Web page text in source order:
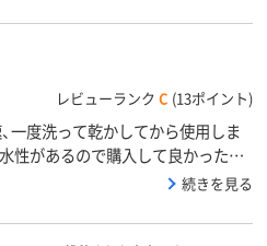
レビューランク C (13ポイント)
一度洗って乾かしてから使用しま
性があるので購入して良かったで
続きを見る